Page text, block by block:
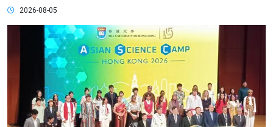
2026-08-05